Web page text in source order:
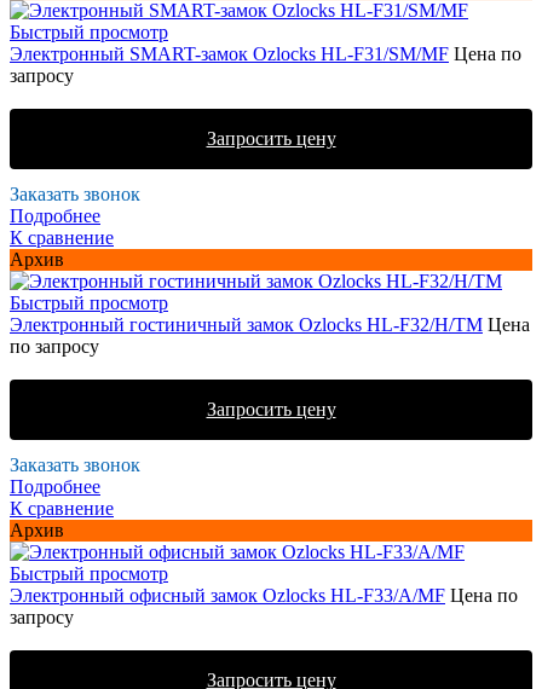
Быстрый просмотр
Электронный SMART-замок Ozlocks HL-F31/SM/MF Цена по
запросу
Запросить цену
Заказать звонок
Подробнее
К сравнение
Архив
Быстрый просмотр
Электронный гостиничный замок Ozlocks HL-F32/H/TM Цена
по запросу
Запросить цену
Заказать звонок
Подробнее
К сравнение
Архив
Быстрый просмотр
Электронный офисный замок Ozlocks HL-F33/A/MF Цена по
запросу
Запросить цену